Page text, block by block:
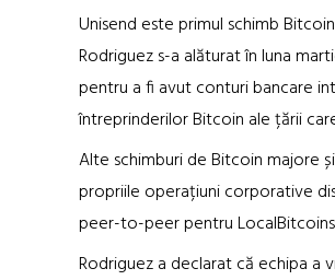
Unisend este primul schimb
Rodriguez s-a alăturat în luna
pentru a fi avut conturi bancare
întreprinderilor Bitcoin ale țării
Alte schimburi de Bitcoin majore
propriile operațiuni corporative
peer-to-peer pentru
Rodriguez a declarat că echipa